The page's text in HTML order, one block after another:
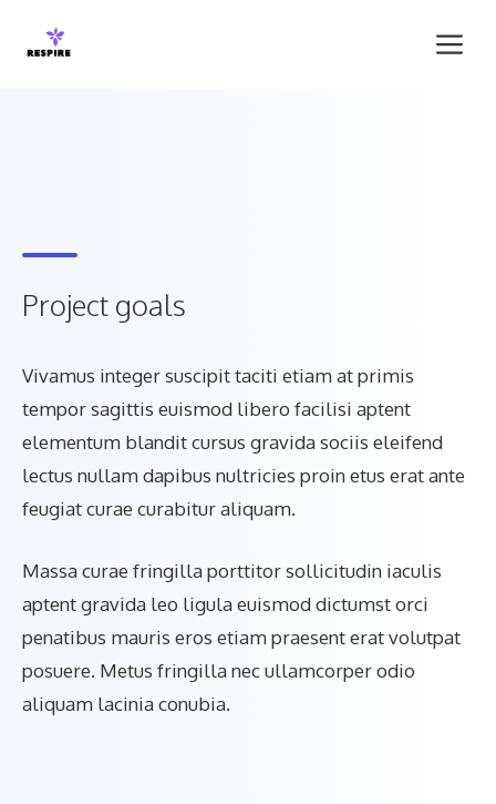
Project goals
Vivamus integer suscipit taciti etiam at primis
tempor sagittis euismod libero facilisi aptent
elementum blandit cursus gravida sociis eleifend
lectus nullam dapibus nultricies proin etus erat ante
feugiat curae curabitur aliquam.
Massa curae fringilla porttitor sollicitudin iaculis
aptent gravida leo ligula euismod dictumst orci
penatibus mauris eros etiam praesent erat volutpat
posuere. Metus fringilla nec ullamcorper odio
aliquam lacinia conubia.